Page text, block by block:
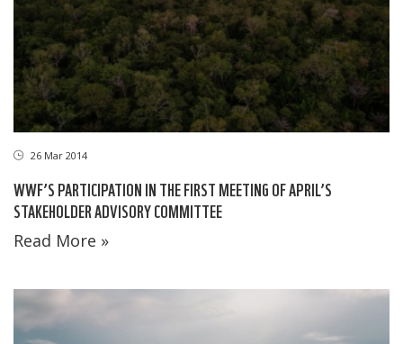
26 Mar 2014
WWF’S PARTICIPATION IN THE FIRST MEETING OF APRIL’S
STAKEHOLDER ADVISORY COMMITTEE
Read More »